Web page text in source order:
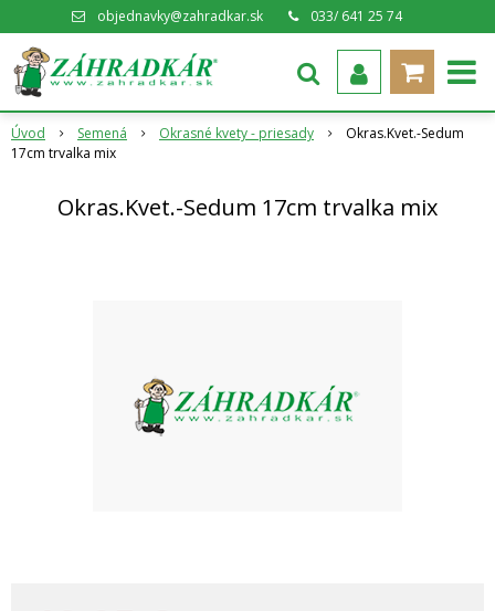
objednavky@zahradkar.sk 033/ 641 25 74
Úvod Semená Okrasné kvety - priesady
Okras.Kvet.-Sedum
17cm trvalka mix
Okras.Kvet.-Sedum 17cm trvalka mix